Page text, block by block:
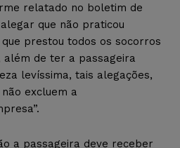
relatado no boletim de
que não praticou
prestou todos os socorros
além de ter a passageira
levíssima, tais alegações,
excluem a
a passageira deve receber